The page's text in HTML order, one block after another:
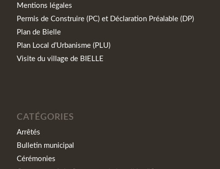
Mentions légales
Permis de Construire (PC) et Déclaration Préalable (DP)
Plan de Bielle
Plan Local d’Urbanisme (PLU)
Visite du village de BIELLE
CATÉGORIES
Arrêtés
Bulletin municipal
Cérémonies